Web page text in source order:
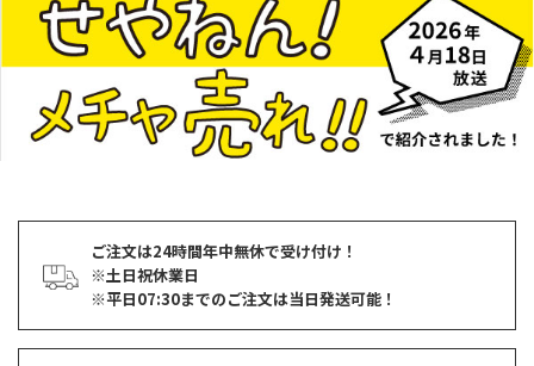
ご注文は24時間年中無休で受け付け！
※土日祝休業日
※平日07:30までのご注文は当日発送可能！